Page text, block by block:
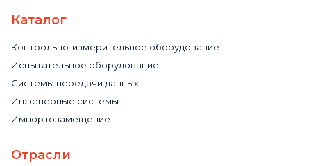
Каталог
Контрольно-измерительное оборудование
Испытательное оборудование
Системы передачи данных
Инженерные системы
Импортозамещение
Отрасли